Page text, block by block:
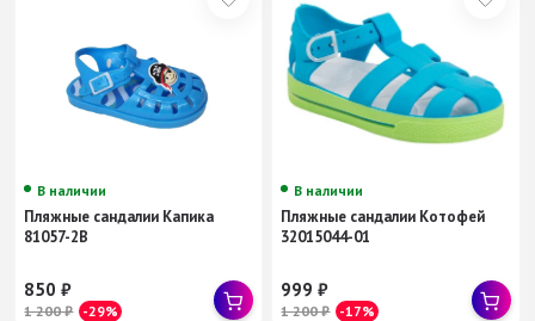
В наличии
Пляжные сандалии Капика
81057-2B
850₽
1 200₽ -29%
В наличии
Пляжные сандалии Котофей
32015044-01
999₽
1 200₽ -17%